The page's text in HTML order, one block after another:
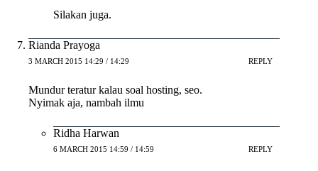
Silakan juga.
Rianda Prayoga
3 MARCH 2015 14:29 / 14:29 REPLY
Mundur teratur kalau soal hosting, seo.
Nyimak aja, nambah ilmu
Ridha Harwan
6 MARCH 2015 14:59 / 14:59 REPLY